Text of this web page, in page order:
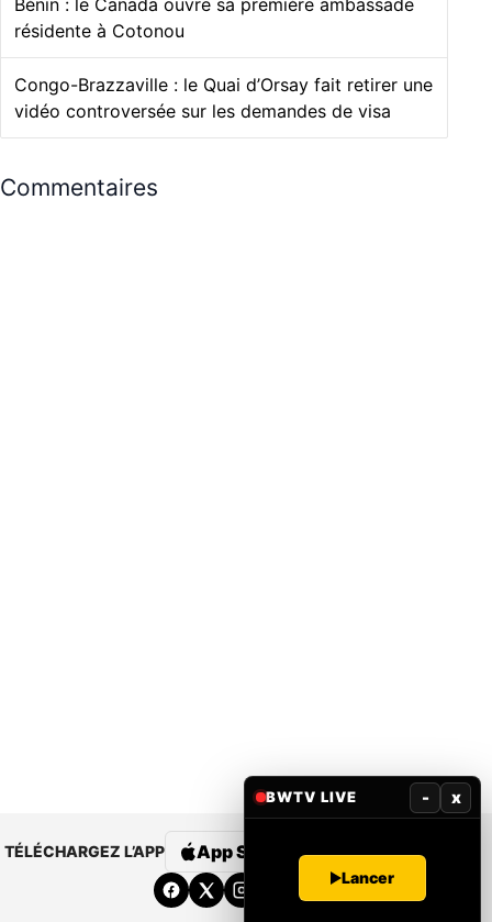
résidente à Cotonou
Congo-Brazzaville : le Quai d’Orsay fait retirer une
vidéo controversée sur les demandes de visa
Commentaires
TÉLÉCHARGEZ L’APP App Store Google Play
BWTV LIVE - x
Lancer